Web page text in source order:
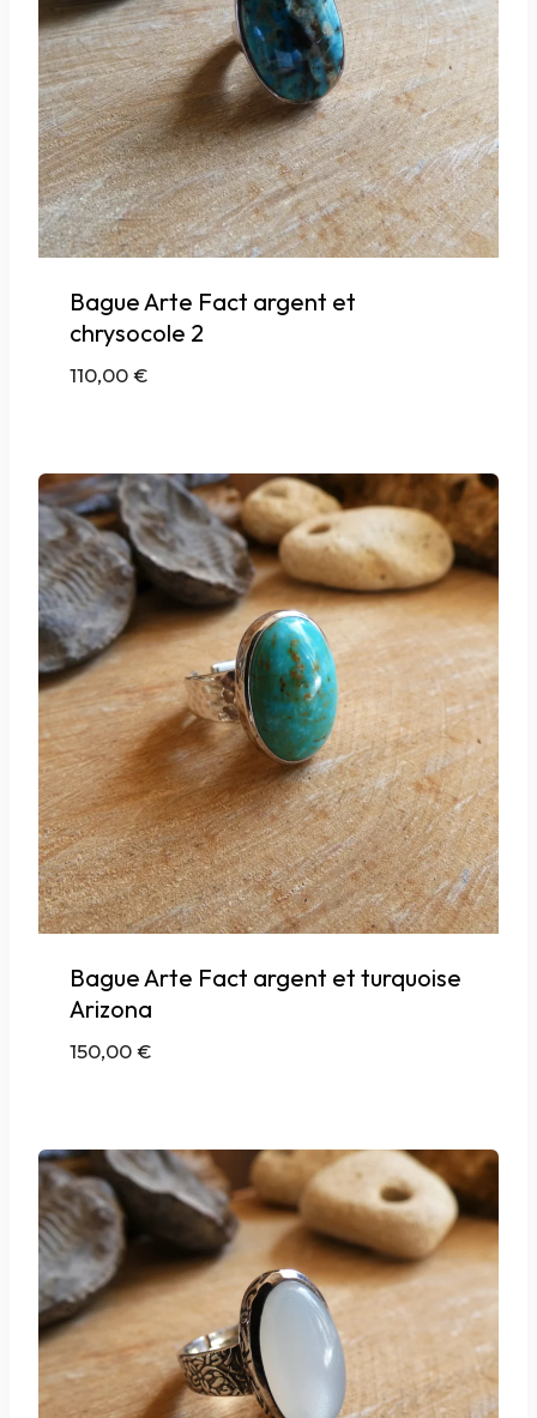
Bague Arte Fact argent et
chrysocole 2
110,00€
Bague Arte Fact argent et turquoise
Arizona
150,00€